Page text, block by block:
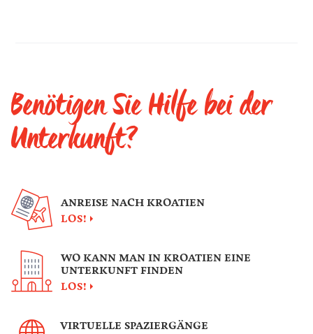
Benötigen Sie Hilfe bei der
Unterkunft?
ANREISE NACH KROATIEN
LOS!
WO KANN MAN IN KROATIEN EINE
UNTERKUNFT FINDEN
LOS!
VIRTUELLE SPAZIERGÄNGE